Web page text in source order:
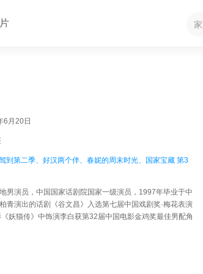
6月20日
到第二季、 好汉两个伴、 春妮的周末时光、
国家宝藏 第3
男演员，中国国家话剧院国家一级演员，1997年毕业于中
青演出的话剧《谷文昌》入选第七届中国戏剧奖·梅花表演
妖猫传》中饰演李白获第32届中国电影金鸡奖最佳男配角